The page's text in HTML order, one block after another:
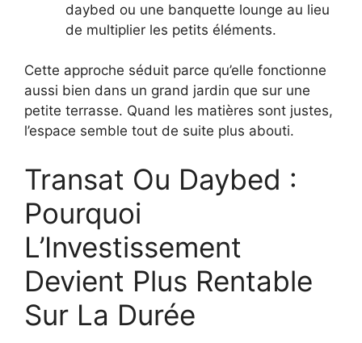
daybed ou une banquette lounge au lieu
de multiplier les petits éléments.
Cette approche séduit parce qu’elle fonctionne
aussi bien dans un grand jardin que sur une
petite terrasse. Quand les matières sont justes,
l’espace semble tout de suite plus abouti.
Transat Ou Daybed :
Pourquoi
L’Investissement
Devient Plus Rentable
Sur La Durée